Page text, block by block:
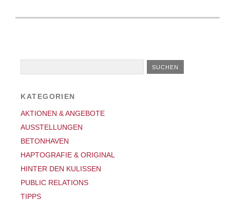
KATEGORIEN
AKTIONEN & ANGEBOTE
AUSSTELLUNGEN
BETONHAVEN
HAPTOGRAFIE & ORIGINAL
HINTER DEN KULISSEN
PUBLIC RELATIONS
TIPPS